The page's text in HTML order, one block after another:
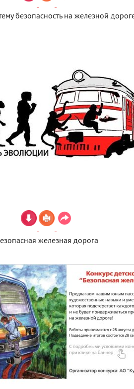
безопасность на железной
железная дорога